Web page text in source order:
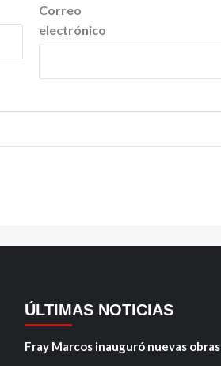
Correo
electrónico
ÚLTIMAS NOTICIAS
Fray Marcos inauguró nuevas obras